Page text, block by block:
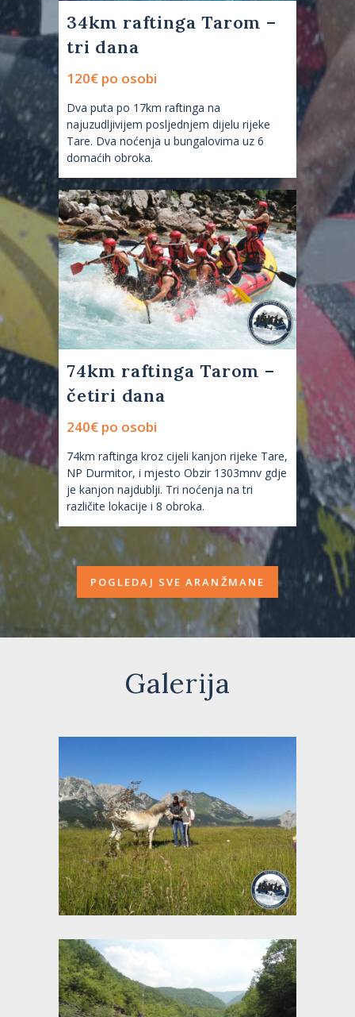
34km raftinga Tarom –
tri dana
120€ po osobi
Dva puta po 17km raftinga na
najuzudljivijem posljednjem dijelu rijeke
Tare. Dva noćenja u bungalovima uz 6
domaćih obroka.
74km raftinga Tarom –
četiri dana
240€ po osobi
74km raftinga kroz cijeli kanjon rijeke Tare,
NP Durmitor, i mjesto Obzir 1303mnv gdje
je kanjon najdublji. Tri noćenja na tri
različite lokacije i 8 obroka.
POGLEDAJ SVE ARANŽMANE
Galerija